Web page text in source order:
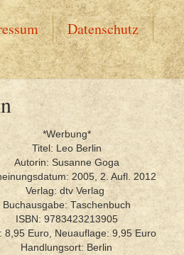
Datenschutz
*Werbung*
Titel: Leo Berlin
Autorin: Susanne Goga
2005, 2. Aufl. 2012
Verlag: dtv Verlag
Buchausgabe: Taschenbuch
ISBN: 9783423213905
8,95 Euro, Neuauflage: 9,95 Euro
Handlungsort: Berlin